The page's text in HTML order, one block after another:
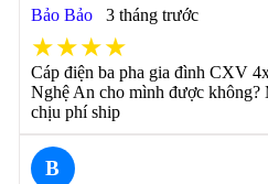
Bảo Bảo 3 tháng trước
★★★★
Cáp điện ba pha gia đình CXV
Nghệ An cho mình được không?
chịu phí ship
B